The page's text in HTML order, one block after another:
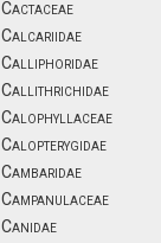
Cactaceae
Calcariidae
Calliphoridae
Callithrichidae
Calophyllaceae
Calopterygidae
Cambaridae
Campanulaceae
Canidae